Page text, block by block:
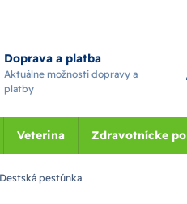
Doprava a platba
Aktuálne možnosti dopravy a
platby
Veterina Zdravotnícke
Destská pestúnka